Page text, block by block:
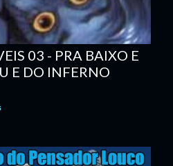
03 - PRA BAIXO E
E DO INFERNO